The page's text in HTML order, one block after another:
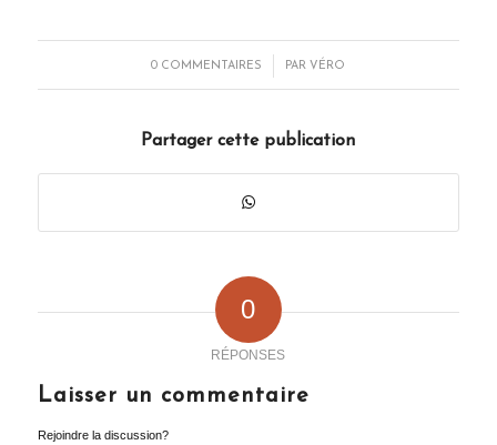
0 COMMENTAIRES
/ PAR VÉRO
Partager cette publication
0
RÉPONSES
Laisser un commentaire
Rejoindre la discussion?